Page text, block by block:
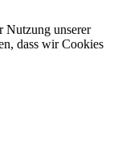
Nutzung unserer
dass wir Cookies